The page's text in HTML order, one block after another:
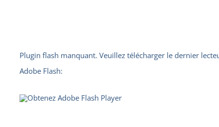
Plugin flash manquant. Veuillez télécharger le dernier
Adobe Flash: